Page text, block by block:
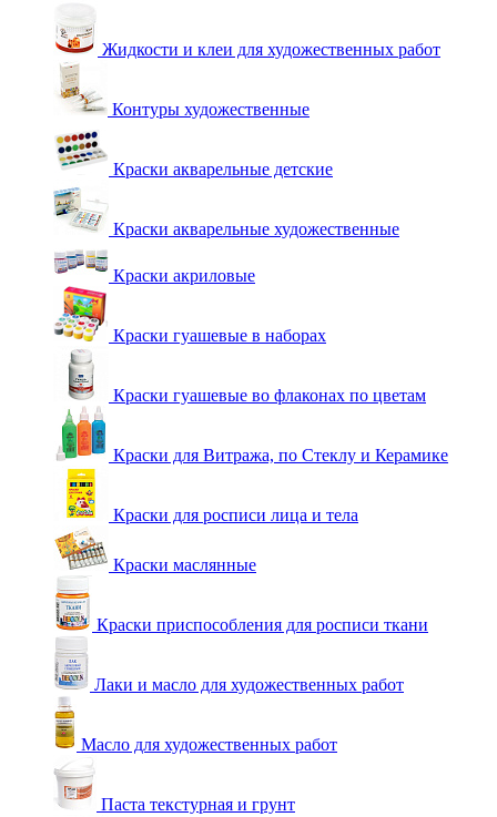
Жидкости и клеи для художественных работ
Контуры художественные
Краски акварельные детские
Краски акварельные художественные
Краски акриловые
Краски гуашевые в наборах
Краски гуашевые во флаконах по цветам
Краски для Витража, по Стеклу и Керамике
Краски для росписи лица и тела
Краски маслянные
Краски приспособления для росписи ткани
Лаки и масло для художественных работ
Масло для художественных работ
Паста текстурная и грунт